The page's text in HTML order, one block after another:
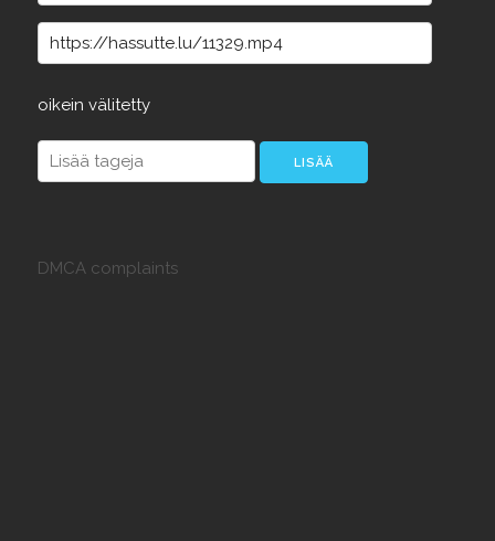
oikein välitetty
DMCA complaints